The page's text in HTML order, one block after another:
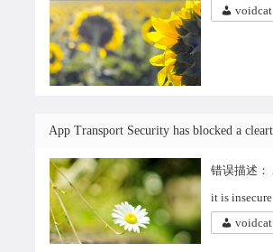
voidcat
App Transport Security has blocked a
错误描述：
it is
voidcat